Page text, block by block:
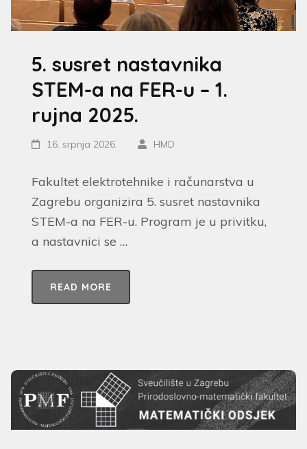
5. susret nastavnika
STEM-a na FER-u – 1.
rujna 2025.
16. srpnja 2026. HMD
Fakultet elektrotehnike i računarstva u
Zagrebu organizira 5. susret nastavnika
STEM-a na FER-u. Program je u privitku,
a nastavnici se …
READ MORE